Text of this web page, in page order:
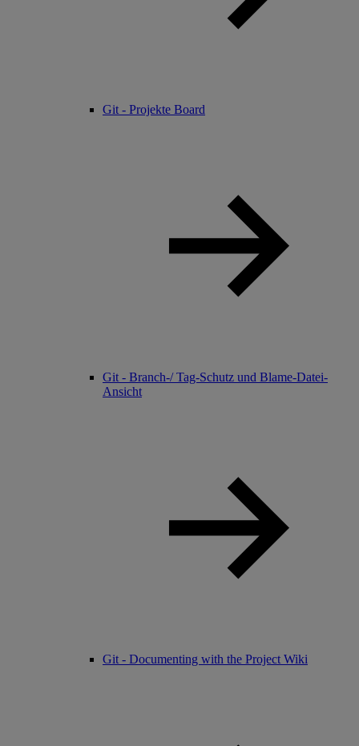
Git - Projekte Board
Git - Branch-/ Tag-Schutz und Blame-Datei-
Ansicht
Git - Documenting with the Project Wiki